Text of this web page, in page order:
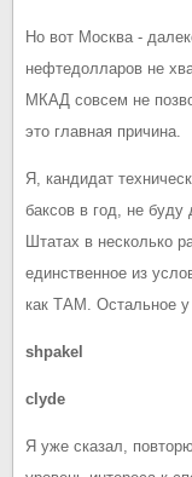
Но вот Москва -
нефтедолларов не
МКАД совсем не
это главная причина.
Я, кандидат
баксов в год, не буду
Штатах в несколько
единственное из
как ТАМ. Остальное
shpakel
clyde
Я уже сказал,